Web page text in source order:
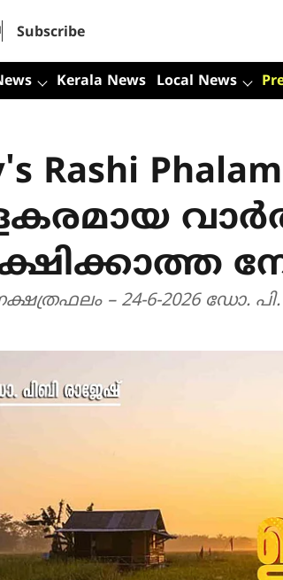
Subscribe
Kerala News Local News
Rashi Phalam
– 24-6-2026 ഡോ.